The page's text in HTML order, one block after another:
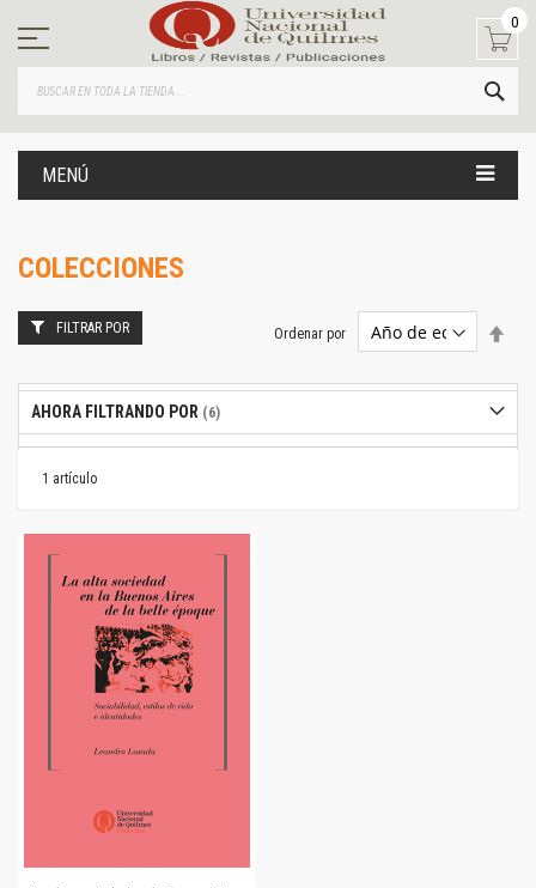
contenido
0
MENÚ
COLECCIONES
1 artículo
Ordenar por
FILTRAR POR
AHORA FILTRANDO POR